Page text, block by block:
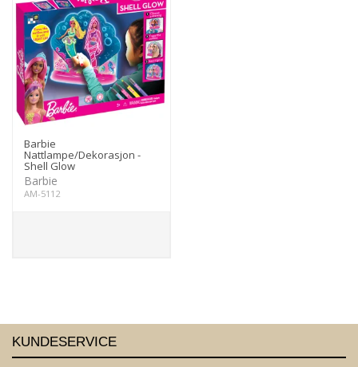
Barbie
Nattlampe/Dekorasjon -
Shell Glow
Barbie
AM-5112
KUNDESERVICE